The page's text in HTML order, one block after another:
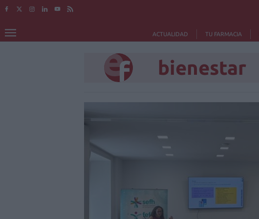
ACTUALIDAD TU FARMACIA
bienestar